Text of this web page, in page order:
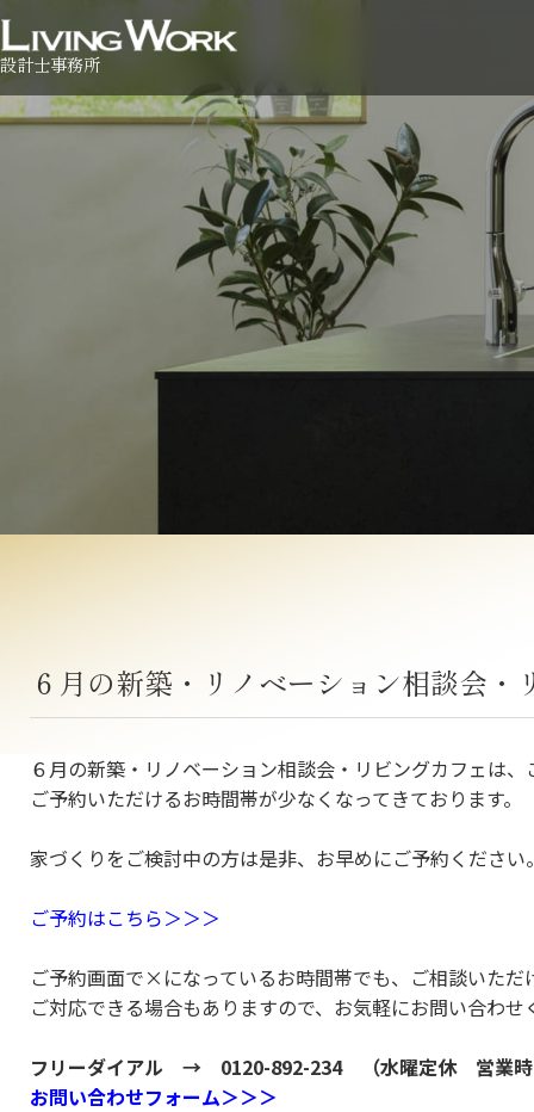
設計士事務所
６月の新築・リノベーション相談会
６月の新築・リノベーション相談会・リビングカフェは
ご予約いただけるお時間帯が少なくなってきております。
家づくりをご検討中の方は是非、お早めにご予約ください
ご予約はこちら＞＞＞
ご予約画面で×になっているお時間帯でも、ご相談いただ
ご対応できる場合もありますので、お気軽にお問い合わせ
フリーダイアル → 0120-892-234 （水曜定休 営業時
お問い合わせフォーム＞＞＞